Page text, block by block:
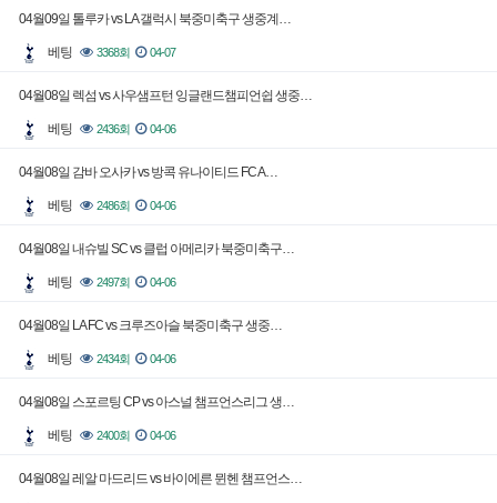
04월09일 톨루카 vs LA 갤럭시 북중미축구 생중계…
베팅 3368회 04-07
04월08일 렉섬 vs 사우샘프턴 잉글랜드챔피언쉽 생중…
베팅 2436회 04-06
04월08일 감바 오사카 vs 방콕 유나이티드 FC A…
베팅 2486회 04-06
04월08일 내슈빌 SC vs 클럽 아메리카 북중미축구…
베팅 2497회 04-06
04월08일 LA FC vs 크루즈아슬 북중미축구 생중…
베팅 2434회 04-06
04월08일 스포르팅 CP vs 아스널 챔프언스리그 생…
베팅 2400회 04-06
04월08일 레알 마드리드 vs 바이에른 뮌헨 챔프언스…